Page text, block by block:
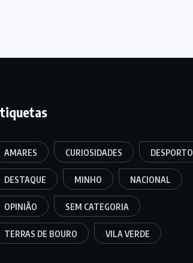
AMARES CURIOSIDADES DESPORTO
DESTAQUE MINHO NACIONAL
OPINIÃO SEM CATEGORIA
TERRAS DE BOURO VILA VERDE